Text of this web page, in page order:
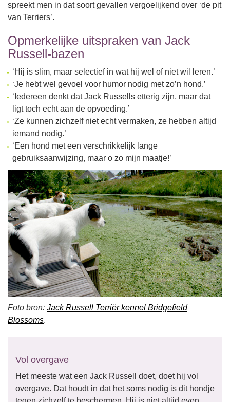
spreekt men in dat soort gevallen vergoelijkend over ‘de pit
van Terriers’.
Opmerkelijke uitspraken van Jack
Russell-bazen
‘Hij is slim, maar selectief in wat hij wel of niet wil leren.’
‘Je hebt wel gevoel voor humor nodig met zo’n hond.’
‘Iedereen denkt dat Jack Russells etterig zijn, maar dat
ligt toch echt aan de opvoeding.’
‘Ze kunnen zichzelf niet echt vermaken, ze hebben altijd
iemand nodig.’
‘Een hond met een verschrikkelijk lange
gebruiksaanwijzing, maar o zo mijn maatje!’
Foto bron: Jack Russell Terriër kennel Bridgefield
Blossoms.
Vol overgave
Het meeste wat een Jack Russell doet, doet hij vol
overgave. Dat houdt in dat het soms nodig is dit hondje